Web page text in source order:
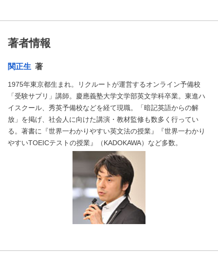
著者情報
関正生 著
1975年東京都生まれ。リクルートが運営するオンライン予備校
「受験サプリ」講師。慶應義塾大学文学部英文学科卒業。東進ハ
イスクール、秀英予備校などを経て現職。「暗記英語からの解
放」を掲げ、社会人に向けた講演・教材監修も数多く行ってい
る。著書に『世界一わかりやすい英文法の授業』『世界一わかり
やすいTOEICテストの授業』（KADOKAWA）など多数。